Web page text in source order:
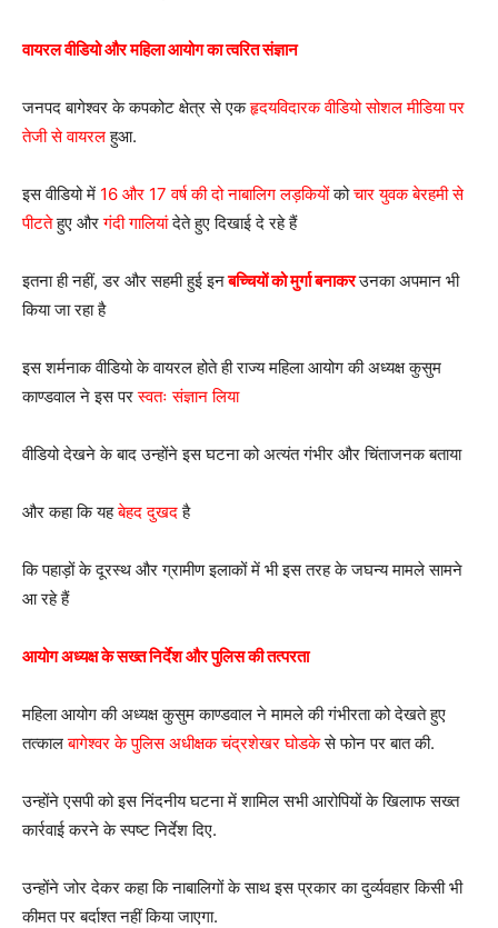
वायरल वीडियो और महिला आयोग का त्वरित संज्ञान
जनपद बागेश्वर के कपकोट क्षेत्र से एकहृदयविदारक वीडियो सोशल मीडिया पर
तेजी से वायरलहुआ.
इस वीडियो में 16 और 17 वर्ष की दो नाबालिग लड़कियोंकोचार युवक बेरहमी से
पीटतेहुए औरगंदी गालियांदेते हुए दिखाई दे रहे हैं
इतना ही नहीं, डर और सहमी हुई इनबच्चियों को मुर्गा बनाकरउनका अपमान भी
किया जा रहा है
इस शर्मनाक वीडियो के वायरल होते ही राज्य महिला आयोग की अध्यक्ष कुसुम
काण्डवाल ने इस परस्वतः संज्ञान लिया
वीडियो देखने के बाद उन्होंने इस घटना को अत्यंत गंभीर और चिंताजनक बताया
और कहा कि यहबेहद दुखदहै
कि पहाड़ों के दूरस्थ और ग्रामीण इलाकों में भी इस तरह के जघन्य मामले सामने
आ रहे हैं
आयोग अध्यक्ष के सख्त निर्देश और पुलिस की तत्परता
महिला आयोग की अध्यक्ष कुसुम काण्डवाल ने मामले की गंभीरता को देखते हुए
तत्कालबागेश्वर के पुलिस अधीक्षक चंद्रशेखर घोडकेसे फोन पर बात की.
उन्होंने एसपी को इस निंदनीय घटना में शामिल सभी आरोपियों के खिलाफ सख्त
कार्रवाई करने के स्पष्ट निर्देश दिए.
उन्होंने जोर देकर कहा कि नाबालिगों के साथ इस प्रकार का दुर्व्यवहार किसी भी
कीमत पर बर्दाश्त नहीं किया जाएगा.